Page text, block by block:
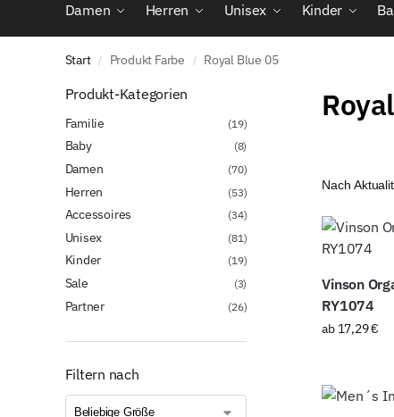
Damen Herren Unisex Kinder
Start / Produkt Farbe / Royal Blue 05
Vinson
RY1074
ab 17,29€
Produkt-Kategorien
Familie (19)
Baby (8)
Damen (70)
Herren (53)
Accessoires (34)
Unisex (81)
Kinder (19)
Sale (3)
Partner (26)
Filtern nach